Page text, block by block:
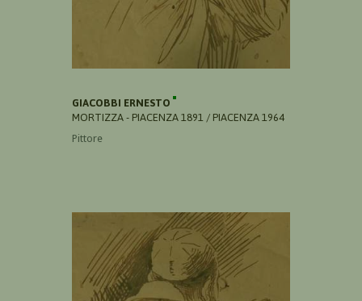
GIACOBBI ERNESTO
MORTIZZA - PIACENZA 1891 / PIACENZA 1964
Pittore